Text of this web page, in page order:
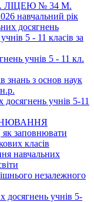
ЛІЦЕЮ № 34 М.
навчальний рік
досягнень
5 - 11 класів за
учнів 5 - 11 кл.
знань з основ наук
учнів 5-11
як заповнювати
класів
навчальних
незалежного
досягнень учнів 5-